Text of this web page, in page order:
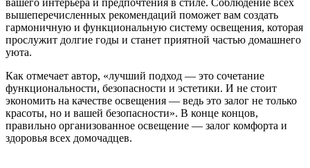
вышеперечисленных рекомендаций поможет вам создать
гармоничную и функциональную систему освещения, которая
прослужит долгие годы и станет приятной частью домашнего
уюта.
Как отмечает автор, «лучший подход — это сочетание
функциональности, безопасности и эстетики. И не стоит
экономить на качестве освещения — ведь это залог не только
красоты, но и вашей безопасности». В конце концов,
правильно организованное освещение — залог комфорта и
здоровья всех домочадцев.